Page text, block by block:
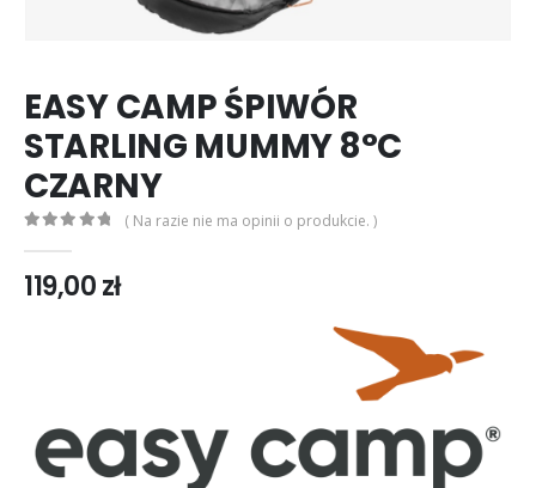
EASY CAMP ŚPIWÓR
STARLING MUMMY 8°C
CZARNY
( Na razie nie ma opinii o produkcie. )
119,00zł